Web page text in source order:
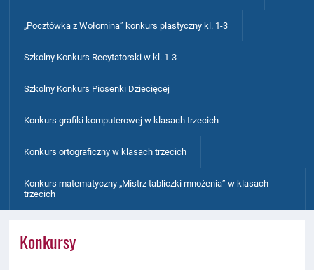
„Pocztówka z Wołomina” konkurs plastyczny kl. 1-3
Szkolny Konkurs Recytatorski w kl. 1-3
Szkolny Konkurs Piosenki Dziecięcej
Konkurs grafiki komputerowej w klasach trzecich
Konkurs ortograficzny w klasach trzecich
Konkurs matematyczny „Mistrz tabliczki mnożenia” w klasach
trzecich
Konkursy